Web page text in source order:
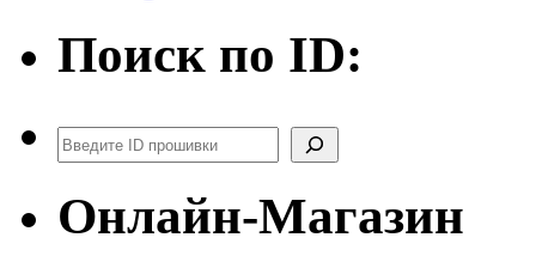
Поиск по ID:
Поиск
Онлайн-Магазин